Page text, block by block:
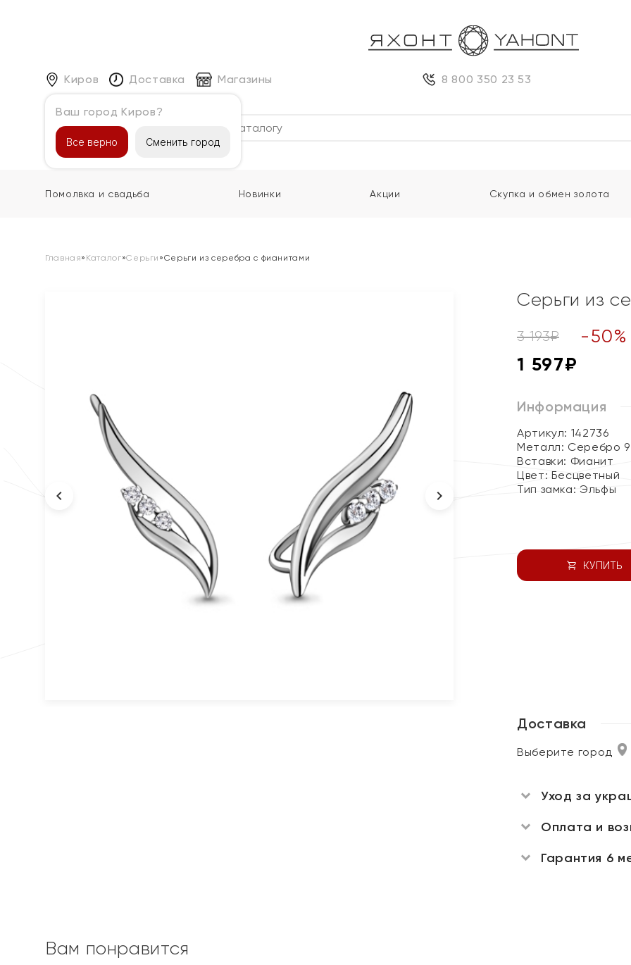
Киров
Ваш город Киров?
Все верно Сменить город
Доставка Магазины 8 800 350 23 53
Каталог
Помолвка и свадьба Новинки Акции Скупка и обмен золота
Главная» Каталог»Серьги »Серьги из серебра с фианитами
Серьги из
3 193₽ -50%
1 597₽
Информация
Артикул: 142736
Металл: Серебро
Вставки: Фианит
Цвет: Бесцветный
Тип замка:Эльфы
КУПИТЬ
Доставка
Выберите город
Уход за
Оплата и
Гарантия 6
Вам понравится